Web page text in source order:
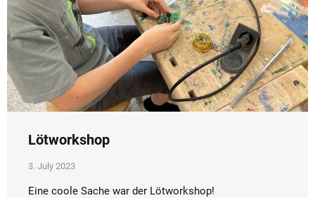
Lötworkshop
3. July 2023
Eine coole Sache war der Lötworkshop!